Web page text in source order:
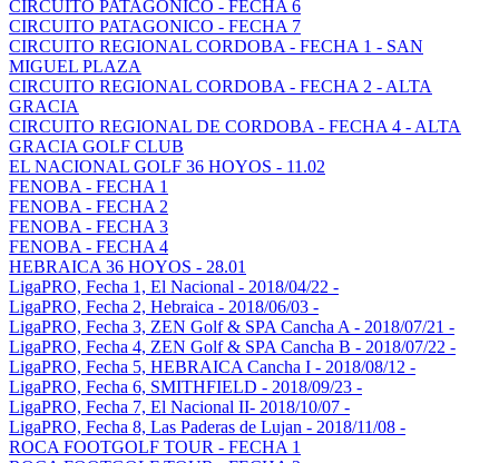
CIRCUITO PATAGONICO - FECHA 6
CIRCUITO PATAGONICO - FECHA 7
CIRCUITO REGIONAL CORDOBA - FECHA 1 - SAN
MIGUEL PLAZA
CIRCUITO REGIONAL CORDOBA - FECHA 2 - ALTA
GRACIA
CIRCUITO REGIONAL DE CORDOBA - FECHA 4 - ALTA
GRACIA GOLF CLUB
EL NACIONAL GOLF 36 HOYOS - 11.02
FENOBA - FECHA 1
FENOBA - FECHA 2
FENOBA - FECHA 3
FENOBA - FECHA 4
HEBRAICA 36 HOYOS - 28.01
LigaPRO, Fecha 1, El Nacional - 2018/04/22 -
LigaPRO, Fecha 2, Hebraica - 2018/06/03 -
LigaPRO, Fecha 3, ZEN Golf & SPA Cancha A - 2018/07/21 -
LigaPRO, Fecha 4, ZEN Golf & SPA Cancha B - 2018/07/22 -
LigaPRO, Fecha 5, HEBRAICA Cancha I - 2018/08/12 -
LigaPRO, Fecha 6, SMITHFIELD - 2018/09/23 -
LigaPRO, Fecha 7, El Nacional II- 2018/10/07 -
LigaPRO, Fecha 8, Las Paderas de Lujan - 2018/11/08 -
ROCA FOOTGOLF TOUR - FECHA 1